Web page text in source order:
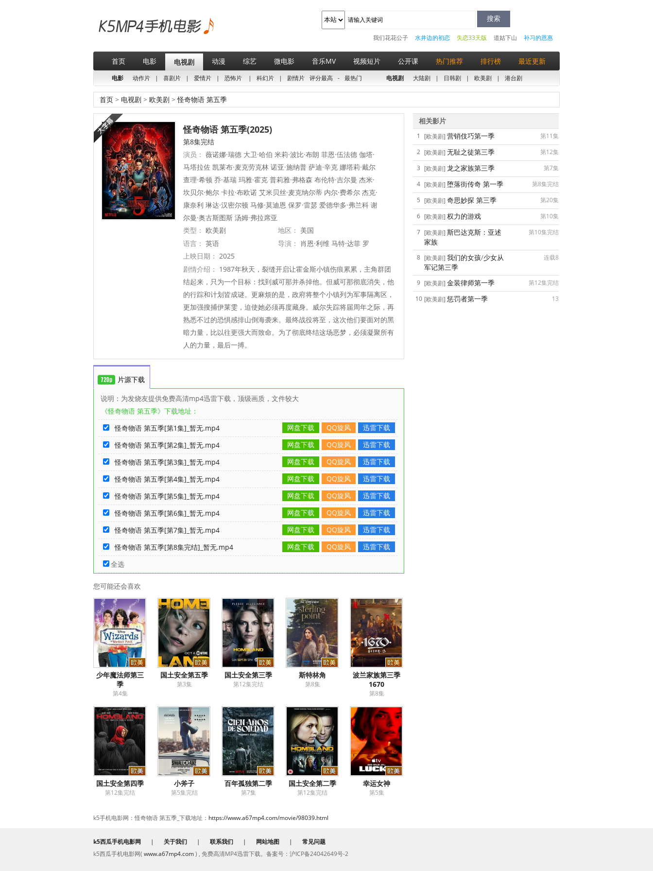
补习的恩惠
道姑下山
失恋33天版
水井边的初恋
我们花花公子
首页 电影 电视剧 动漫 综艺 微电影 音乐MV 视频短片 公开课 热门推荐 排行榜 最近更新
电影 动作片 | 喜剧片 | 爱情片 | 恐怖片 | 科幻片 | 剧情片 评分最高 - 最热门 电视剧 大陆剧 | 日韩剧 | 欧美剧 | 港台剧
首页 > 电视剧 > 欧美剧 > 怪奇物语 第五季
怪奇物语 第五季(2025)
第8集完结
演员： 薇诺娜·瑞德 大卫·哈伯 米莉·波比·布朗 菲恩·伍法德 伽塔·
马塔拉佐 凯莱布·麦克劳克林 诺亚·施纳普 萨迪·辛克 娜塔莉·戴尔
查理·希顿 乔·基瑞 玛雅·霍克 普莉雅·弗格森 布伦特·吉尔曼 杰米·
坎贝尔·鲍尔 卡拉·布欧诺 艾米贝丝·麦克纳尔蒂 内尔·费希尔 杰克·
康奈利 琳达·汉密尔顿 马修·莫迪恩 保罗·雷瑟 爱德华多·弗兰科 谢
尔曼·奥古斯图斯 汤姆·弗拉席亚
类型： 欧美剧 地区： 美国
语言： 英语 导演： 肖恩·利维 马特·达菲 罗
德拉邦特
上映日期： 2025
剧情介绍： 1987年秋天，裂缝开启让霍金斯小镇伤痕累累，主角群团
结起来，只为一个目标：找到威可那并杀掉他。但威可那彻底消失，他
的行踪和计划皆成谜。更麻烦的是，政府将整个小镇列为军事隔离区，
更加强搜捕伊莱雯，迫使她必须再度藏身。威尔失踪将届周年之际，再
熟悉不过的恐惧感排山倒海袭来。最终战役将至，这次他们要面对的黑
暗力量，比以往更强大而致命。为了彻底终结这场恶梦，必须凝聚所有
人的力量，最后一搏。
片源下载
说明：为发烧友提供免费高清mp4迅雷下载，顶级画质，文件较大
《怪奇物语 第五季》下载地址：
怪奇物语 第五季[第1集]_暂无.mp4
迅雷下载
QQ旋风
网盘下载
怪奇物语 第五季[第2集]_暂无.mp4
迅雷下载
QQ旋风
网盘下载
怪奇物语 第五季[第3集]_暂无.mp4
迅雷下载
QQ旋风
网盘下载
怪奇物语 第五季[第4集]_暂无.mp4
迅雷下载
QQ旋风
网盘下载
怪奇物语 第五季[第5集]_暂无.mp4
迅雷下载
QQ旋风
网盘下载
怪奇物语 第五季[第6集]_暂无.mp4
迅雷下载
QQ旋风
网盘下载
怪奇物语 第五季[第7集]_暂无.mp4
迅雷下载
QQ旋风
网盘下载
怪奇物语 第五季[第8集完结]_暂无.mp4
迅雷下载
QQ旋风
网盘下载
全选
您可能还会喜欢
少年魔法师第三
季
第4集
国土安全第五季
第3集
国土安全第三季
第12集完结
斯特林角
第8集
波兰家族第三季
1670
第8集
国土安全第四季
第12集完结
小斧子
第5集完结
百年孤独第二季
第7集
国土安全第二季
第12集完结
幸运女神
第5集
k5手机电影网：怪奇物语 第五季_下载地址： https://www.a67mp4.com/movie/98039.html
相关影片
1 [欧美剧] 营销伎巧第一季
第11集
2 [欧美剧] 无耻之徒第三季
第12集
3 [欧美剧] 龙之家族第三季
第7集
4 [欧美剧] 堕落街传奇 第一季
第8集完结
5 [欧美剧] 奇思妙探 第三季
第20集
6 [欧美剧] 权力的游戏
第10集
7 [欧美剧] 斯巴达克斯：亚述
家族
第10集完结
8 [欧美剧] 我们的女孩/少女从
军记第三季
连载8
9 [欧美剧] 金装律师第一季
第12集完结
10 [欧美剧] 惩罚者第一季 13
k5西瓜手机电影网 | 关于我们 | 联系我们 | 网站地图 |
常见问题
k5西瓜手机电影网( www.a67mp4.com) , 免费高清MP4迅雷下载。备案号：沪ICP备24042649号-2